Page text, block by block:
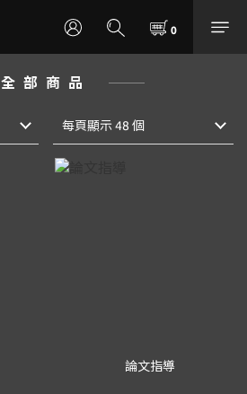
全部商品
每頁顯示 48 個
論文指導